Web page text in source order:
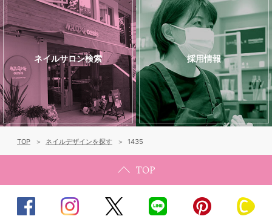
ネイルサロン検索 採用情報
TOP ネイルデザインを探す 1435